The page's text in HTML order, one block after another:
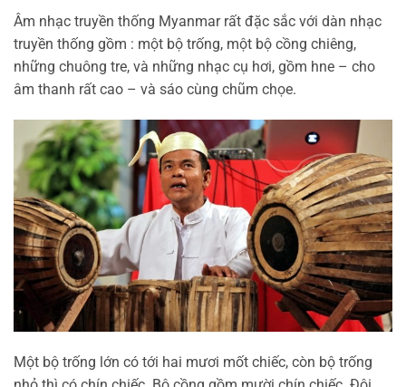
Âm nhạc truyền thống Myanmar rất đặc sắc với dàn nhạc
truyền thống gồm : một bộ trống, một bộ cồng chiêng,
những chuông tre, và những nhạc cụ hơi, gồm hne – cho
âm thanh rất cao – và sáo cùng chũm chọe.
Một bộ trống lớn có tới hai mươi mốt chiếc, còn bộ trống